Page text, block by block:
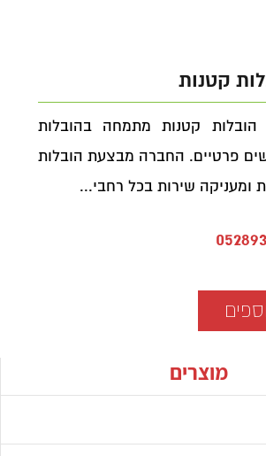
מוצרים
קטנות
הובלות קטנות מתמחה בהובלות
פרטיים. החברה מבצעת הובלות
ומעניקה שירות בכל רחבי...